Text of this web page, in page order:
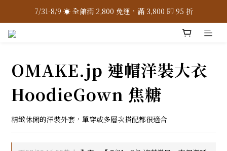
7/31-8/9 ☀️ 全館滿 2,800 免運，滿 3,800 即 95 折
7/31-8/9 ☀️ 全館滿 2,800 免運，滿 3,800 即 95 折
7/31-8/9 ☀️ 全館滿 2,800 免運，滿 3,800 即 95 折
OMAKE.jp 連帽洋裝大衣
HoodieGown 焦糖
精緻休閒的洋裝外套，單穿或多層次搭配都很適合